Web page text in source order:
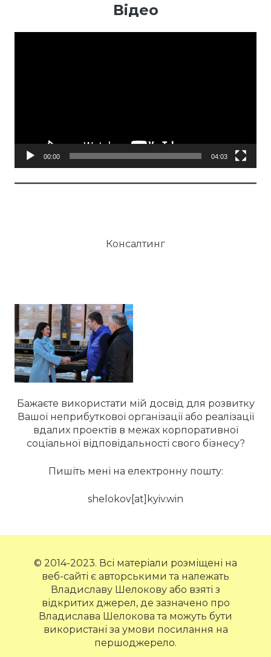
Відео
00:00 04:03
Консалтинг
Бажаєте використати мій досвід для розвитку
Вашої неприбуткової організації або реалізації
вдалих проектів в межах корпоративної
соціальної відповідальності свого бізнесу?
Пишіть мені на електронну пошту:
shelokov[at]kyiv.win
© 2014-2023. Всі матеріали розміщені на
веб-сайті є авторськими та належать
Владиславу Шелокову або взяті з
відкритих джерел, де зазначено про
Владислава Шелокова та можуть бути
використані за умови посилання на
першоджерело.